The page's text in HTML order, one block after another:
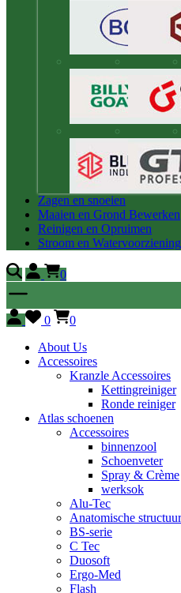
Zagen en snoeien
Maaien en Grond Bewerken
Reinigen en Opruimen
Stroom en Watervoorziening
0
0
0
About Us
Accessoires
Kranzle Accessoires
Kettingreiniger
Ronde reiniger
Atlas schoenen
Accessoires
binnenzool
Schoenveter
Spray & Crème
werksok
Alu-Tec
Anatomische structuur
BS-serie
C Tec
Duosoft
Ergo-Med
Flash